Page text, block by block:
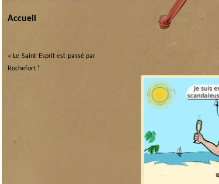
Accueil
« Le Saint-Esprit est passé par
Rochefort !